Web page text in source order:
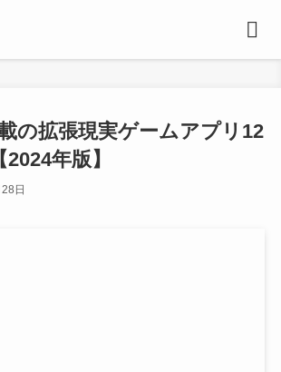
の拡張現実ゲームアプリ12
年版】
日